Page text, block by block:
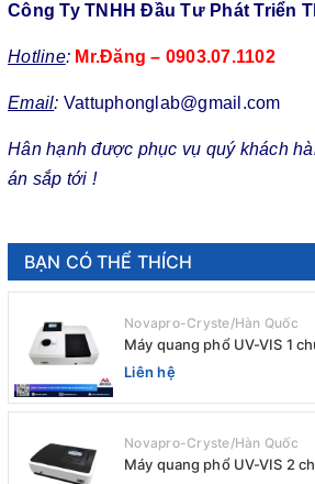
Công Ty TNHH Đầu Tư Phát Triển
Hotline: Mr.Đăng – 0903.07.1102
Email: Vattuphonglab@gmail.com
Hân hạnh được phục vụ quý khách
án sắp tới !
BẠN CÓ THỂ THÍCH
Novapro-Cryste/Hàn Quốc
Máy quang phổ UV-VIS 1
4nm) E-1000UV / Peak
Liên hệ
Novapro-Cryste/Hàn Quốc
Máy quang phổ UV-VIS 2